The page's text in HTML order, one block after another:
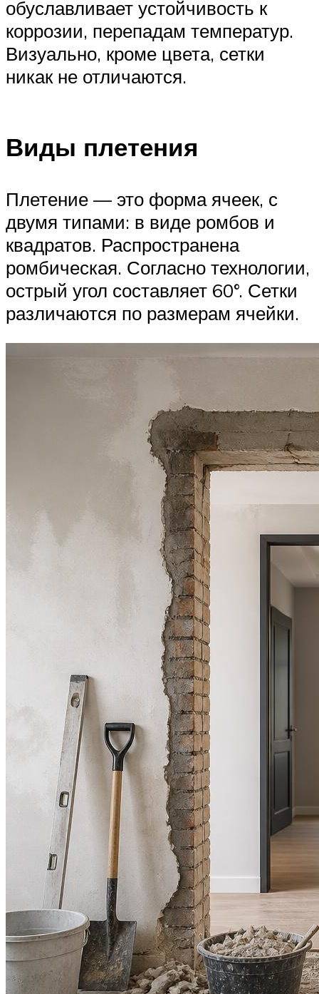
обуславливает устойчивость к
коррозии, перепадам температур.
Визуально, кроме цвета, сетки
никак не отличаются.
Виды плетения
Плетение — это форма ячеек, с
двумя типами: в виде ромбов и
квадратов. Распространена
ромбическая. Согласно технологии,
острый угол составляет 60°. Сетки
различаются по размерам ячейки.